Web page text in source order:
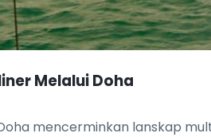
Melalui Doha
mencerminkan lanskap